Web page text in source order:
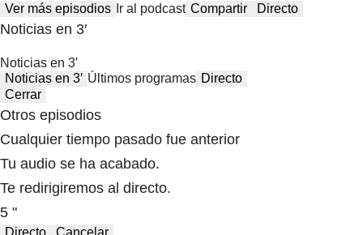
Ver más episodios Ir al podcast Compartir Directo
Noticias en 3′
Noticias en 3′
Noticias en 3′ Últimos programas Directo
Cerrar
Otros episodios
Cualquier tiempo pasado fue anterior
Tu audio se ha acabado.
Te redirigiremos al directo.
5 "